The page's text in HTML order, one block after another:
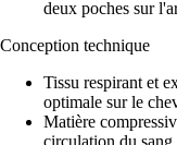
deux poches sur
Conception technique
Tissu respirant et
optimale sur le
Matière
circulation du sang